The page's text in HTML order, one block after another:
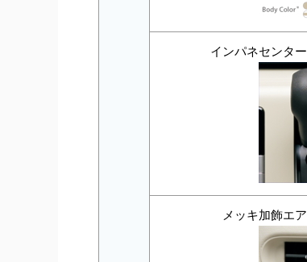
インパネセンタ
メッキ加飾エ